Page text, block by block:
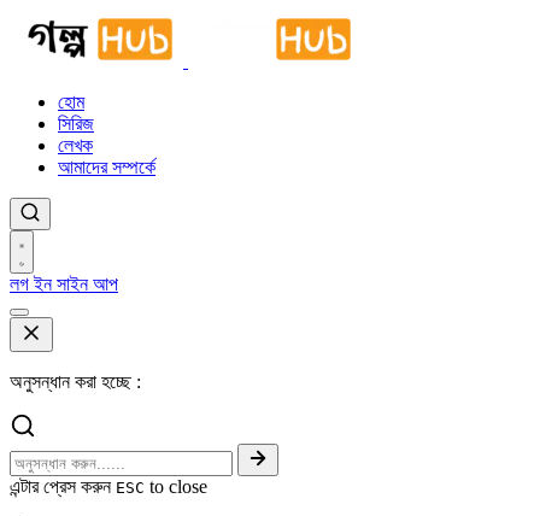
হোম
সিরিজ
লেখক
আমাদের সম্পর্কে
লগ ইনসাইন আপ
অনুসন্ধান করা হচ্ছে :
এন্টার প্রেস করুন ESC to close